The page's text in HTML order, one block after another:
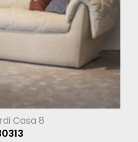
Casa 8